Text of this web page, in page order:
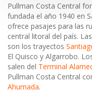
Pullman Costa Central
fundada el año 1940 en
ofrece pasajes para las
central litoral del país.
son los trayectos
El Quisco y Algarrobo.
salen del Terminal
Pullman Costa Central
Ahumada.